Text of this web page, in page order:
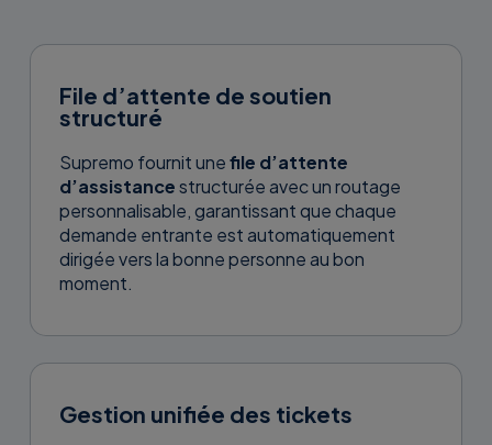
File d’attente de soutien
structuré
Supremo fournit unefile d’attente
d’assistancestructurée avec un routage
personnalisable, garantissant que chaque
demande entrante est automatiquement
dirigée vers la bonne personne au bon
moment.
Gestion unifiée des tickets